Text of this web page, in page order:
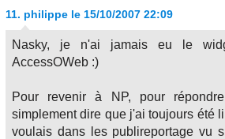
11. philippe le 15/10/2007 22:09
Nasky, je n'ai jamais eu le
AccessOWeb :)
Pour revenir à NP, pour
simplement dire que j'ai toujours été
voulais dans les publireportage vu